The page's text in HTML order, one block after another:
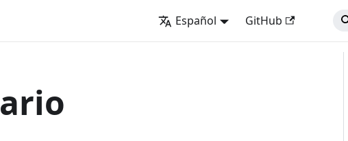
Español GitHub